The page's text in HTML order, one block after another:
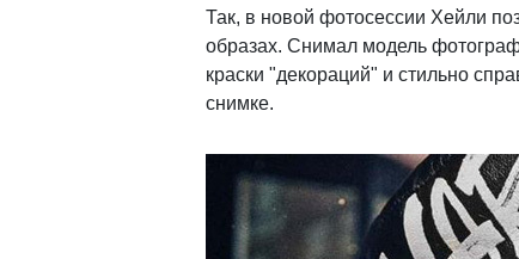
Так, в новой фотосессии Хейли
образах. Снимал модель
краски "декораций" и стильно
снимке.